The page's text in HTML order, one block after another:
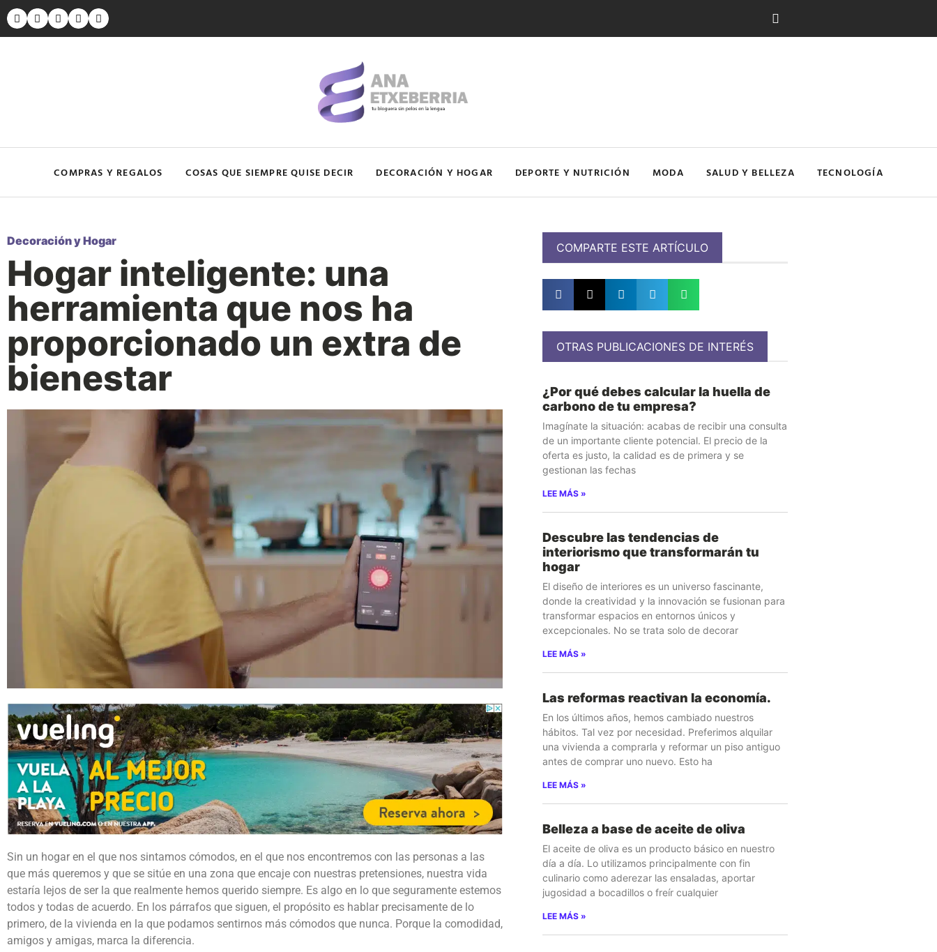
COMPRAS Y REGALOS COSAS QUE SIEMPRE QUISE DECIR DECORACIÓN Y HOGAR DEPORTE Y NUTRICIÓN MODA SALUD Y BELLEZA TECNOLOGÍA
Decoración y Hogar
Hogar inteligente: una
herramienta que nos ha
proporcionado un extra de
bienestar
Sin un hogar en el que nos sintamos cómodos, en el que nos encontremos con las personas a las
que más queremos y que se sitúe en una zona que encaje con nuestras pretensiones, nuestra vida
estaría lejos de ser la que realmente hemos querido siempre. Es algo en lo que seguramente estemos
todos y todas de acuerdo. En los párrafos que siguen, el propósito es hablar precisamente de lo
primero, de la vivienda en la que podamos sentirnos más cómodos que nunca. Porque la comodidad,
amigos y amigas, marca la diferencia.
COMPARTE ESTE ARTÍCULO
OTRAS PUBLICACIONES DE INTERÉS
¿Por qué debes calcular la huella de
carbono de tu empresa?
Imagínate la situación: acabas de recibir una consulta
de un importante cliente potencial. El precio de la
oferta es justo, la calidad es de primera y se
gestionan las fechas
LEE MÁS »
Descubre las tendencias de
interiorismo que transformarán tu
hogar
El diseño de interiores es un universo fascinante,
donde la creatividad y la innovación se fusionan para
transformar espacios en entornos únicos y
excepcionales. No se trata solo de decorar
LEE MÁS »
Las reformas reactivan la economía.
En los últimos años, hemos cambiado nuestros
hábitos. Tal vez por necesidad. Preferimos alquilar
una vivienda a comprarla y reformar un piso antiguo
antes de comprar uno nuevo. Esto ha
LEE MÁS »
Belleza a base de aceite de oliva
El aceite de oliva es un producto básico en nuestro
día a día. Lo utilizamos principalmente con fin
culinario como aderezar las ensaladas, aportar
jugosidad a bocadillos o freír cualquier
LEE MÁS »